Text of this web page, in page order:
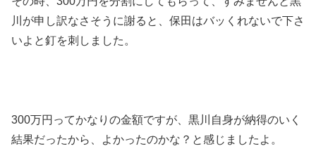
川が申し訳なさそうに謝ると、保田はバッくれないで下さ
いよと釘を刺しました。
300万円ってかなりの金額ですが、黒川自身が納得のいく
結果だったから、よかったのかな？と感じましたよ。